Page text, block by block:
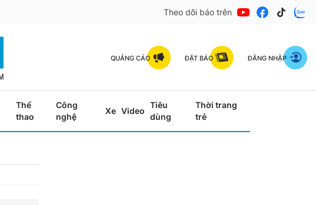
Theo dõi báo trên
QUẢNG CÁO ĐẶT BÁO ĐĂNG NHẬP
Thể
thao
Công
nghệ
Xe Video
Tiêu
dùng
Thời trang
trẻ